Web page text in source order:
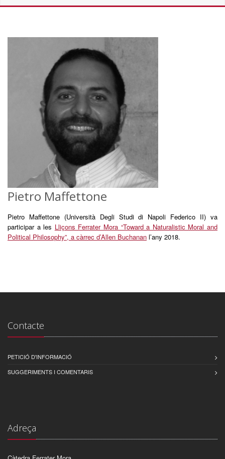
Pietro Maffettone
Pietro Maffettone (Università Degli Studi di Napoli Federico II) va
participar a les Lliçons Ferrater Mora “Toward a Naturalistic Moral and
Political Philosophy”, a càrrec d’Allen Buchanan l’any 2018.
Contacte
PETICIÓ D'INFORMACIÓ
SUGGERIMENTS I COMENTARIS
Adreça